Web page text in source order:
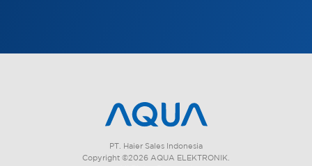
PT. Haier Sales Indonesia
Copyright ©2026 AQUA ELEKTRONIK.